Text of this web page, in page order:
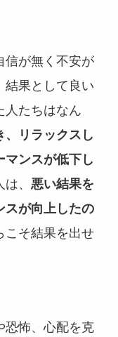
信が無く不安が
結果として良い
人たちはなん
、リラックスし
マンスが低下し
、 悪い結果を
スが向上したの
こそ結果を出せ
恐怖、心配を克